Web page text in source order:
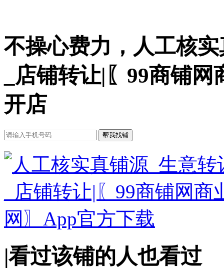
不操心费力，人工核
_店铺转让|〖99商铺
开店
|看过该铺的人也看过